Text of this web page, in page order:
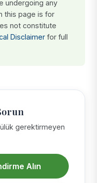
undergoing any
this page is for
not constitute
Disclaimer for full
gerektirmeyen
Alın